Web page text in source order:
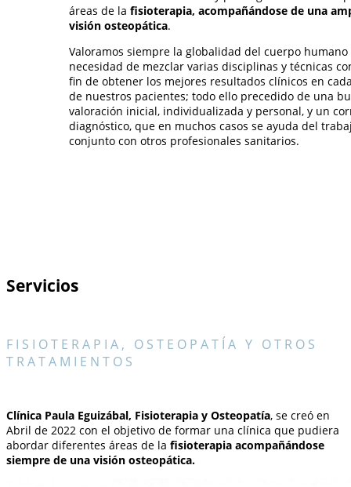
áreas de la fisioterapia, acompañándose de una
visión osteopática.
Valoramos siempre la globalidad del cuerpo humano
necesidad de mezclar varias disciplinas y técnicas
fin de obtener los mejores resultados clínicos en
de nuestros pacientes; todo ello precedido de una
valoración inicial, individualizada y personal, y un
diagnóstico, que en muchos casos se ayuda del
conjunto con otros profesionales sanitarios.
Servicios
FISIOTERAPIA, OSTEOPATÍA Y OTROS
TRATAMIENTOS
Clínica Paula Eguizábal, Fisioterapia y Osteopatía, se creó en
Abril de 2022 con el objetivo de formar una clínica que pudiera
abordar diferentes áreas de la fisioterapia acompañándose
siempre de una visión osteopática.